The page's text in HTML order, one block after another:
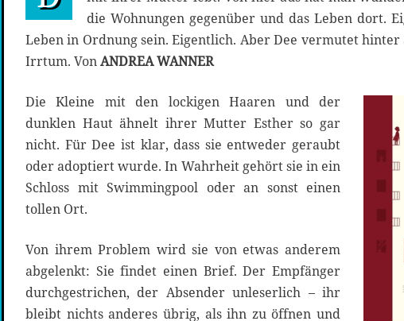
die Wohnungen gegenüber und das Leben dort.
Leben in Ordnung sein. Eigentlich. Aber Dee vermutet
Irrtum. VonANDREA WANNER
Die Kleine mit den lockigen Haaren und der
dunklen Haut ähnelt ihrer Mutter Esther so gar
nicht. Für Dee ist klar, dass sie entweder geraubt
oder adoptiert wurde. In Wahrheit gehört sie in ein
Schloss mit Swimmingpool oder an sonst einen
tollen Ort.
Von ihrem Problem wird sie von etwas anderem
abgelenkt: Sie findet einen Brief. Der Empfänger
durchgestrichen, der Absender unleserlich – ihr
bleibt nichts anderes übrig, als ihn zu öffnen und